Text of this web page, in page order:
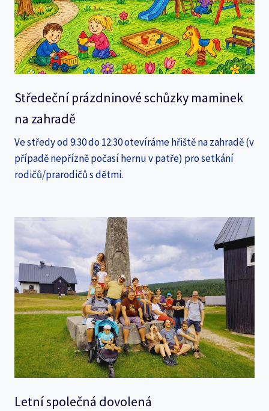
Středeční prázdninové schůzky maminek
na zahradě
Ve středy od 9:30 do 12:30 otevíráme hřiště na zahradě (v
případě nepřízně počasí hernu v patře) pro setkání
rodičů/prarodičů s dětmi.
Letní společná dovolená